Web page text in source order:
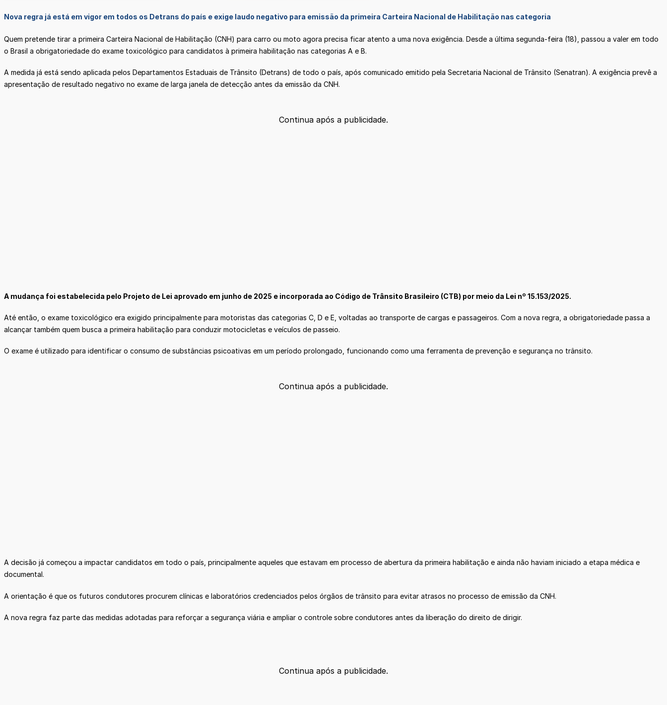
Nova regra já está em vigor em todos os Detrans do país e exige laudo negativo para emissão da primeira Carteira Nacional de Habilitação nas categoria
Quem pretende tirar a primeira Carteira Nacional de Habilitação (CNH) para carro ou moto agora precisa ficar atento a uma nova exigência. Desde a última segunda-feira (18), passou a valer em todo
o Brasil a obrigatoriedade do exame toxicológico para candidatos à primeira habilitação nas categorias A e B.
A medida já está sendo aplicada pelos Departamentos Estaduais de Trânsito (Detrans) de todo o país, após comunicado emitido pela Secretaria Nacional de Trânsito (Senatran). A exigência prevê a
apresentação de resultado negativo no exame de larga janela de detecção antes da emissão da CNH.
Continua após a publicidade.
A mudança foi estabelecida pelo Projeto de Lei aprovado em junho de 2025 e incorporada ao Código de Trânsito Brasileiro (CTB) por meio da Lei nº 15.153/2025.
Até então, o exame toxicológico era exigido principalmente para motoristas das categorias C, D e E, voltadas ao transporte de cargas e passageiros. Com a nova regra, a obrigatoriedade passa a
alcançar também quem busca a primeira habilitação para conduzir motocicletas e veículos de passeio.
O exame é utilizado para identificar o consumo de substâncias psicoativas em um período prolongado, funcionando como uma ferramenta de prevenção e segurança no trânsito.
Continua após a publicidade.
A decisão já começou a impactar candidatos em todo o país, principalmente aqueles que estavam em processo de abertura da primeira habilitação e ainda não haviam iniciado a etapa médica e
documental.
A orientação é que os futuros condutores procurem clínicas e laboratórios credenciados pelos órgãos de trânsito para evitar atrasos no processo de emissão da CNH.
A nova regra faz parte das medidas adotadas para reforçar a segurança viária e ampliar o controle sobre condutores antes da liberação do direito de dirigir.
Continua após a publicidade.